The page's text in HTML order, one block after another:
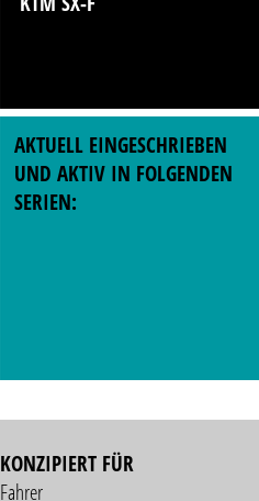
AKTUELL EINGESCHRIEBEN
UND AKTIV IN FOLGENDEN
SERIEN:
KONZIPIERT FÜR
Fahrer